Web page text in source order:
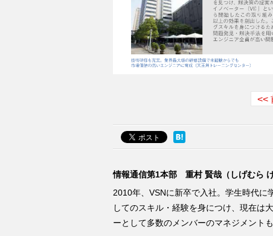
<<
情報通信第1本部 重村 賢哉（しげむら
2010年、VSNに新卒で入社。学生時代に
してのスキル・経験を身につけ、現在は
ーとして多数のメンバーのマネジメントも